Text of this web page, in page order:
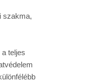
szakma,
teljes